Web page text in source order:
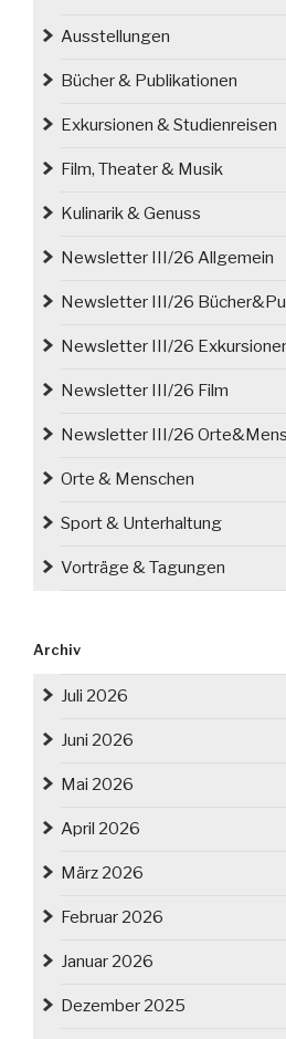
Ausstellungen
Bücher & Publikationen
Exkursionen & Studienreisen
Film, Theater & Musik
Kulinarik & Genuss
Newsletter III/26 Allgemein
Newsletter III/26
Newsletter III/26
Newsletter III/26 Film
Newsletter III/26
Orte & Menschen
Sport & Unterhaltung
Vorträge & Tagungen
Archiv
Juli 2026
Juni 2026
Mai 2026
April 2026
März 2026
Februar 2026
Januar 2026
Dezember 2025